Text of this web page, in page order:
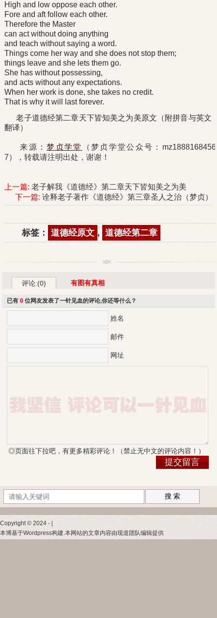
High and low oppose each other.
Fore and aft follow each other.
Therefore the Master
can act without doing anything
and teach without saying a word.
Things come her way and she does not stop them;
things leave and she lets them go.
She has without possessing,
and acts without any expectations.
When her work is done, she takes no credit.
That is why it will last forever.
老子道德经第二章天下皆知美之为美原文（附拼音与英文
翻译）
来源：梦贞学堂
（梦贞学堂公众号：mz1888168456
7），转载请注明出处，谢谢！
上一篇:老子解我《道德经》第二章天下皆知美之为美
下一篇: 诠释老子著作《道德经》第三章圣人之治（梦贞）
标签： 道德经原文 , 道德经第二章
评论:(0) 有图有真相
已有0 位网友发表了一针见血的评论,你还等什么？
姓名
邮件
网址
◎页面往下拉吧，有更多精彩评论！（禁止无中文的评论内容！）
搜 索
Copyright © 2024 - |
本博基于Wordpress构建.本网站的文章内容由现道团队编辑提供